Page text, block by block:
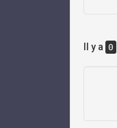
Il y a 0